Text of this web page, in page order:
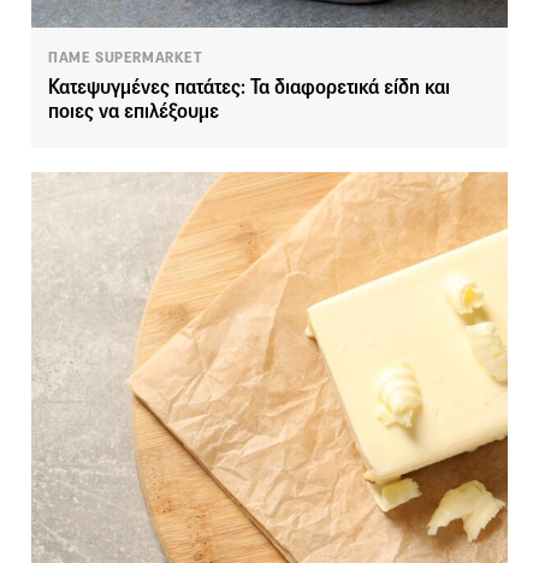
ΠΑΜΕ SUPERMARKET
Κατεψυγμένες πατάτες: Τα διαφορετικά είδη και
ποιες να επιλέξουμε